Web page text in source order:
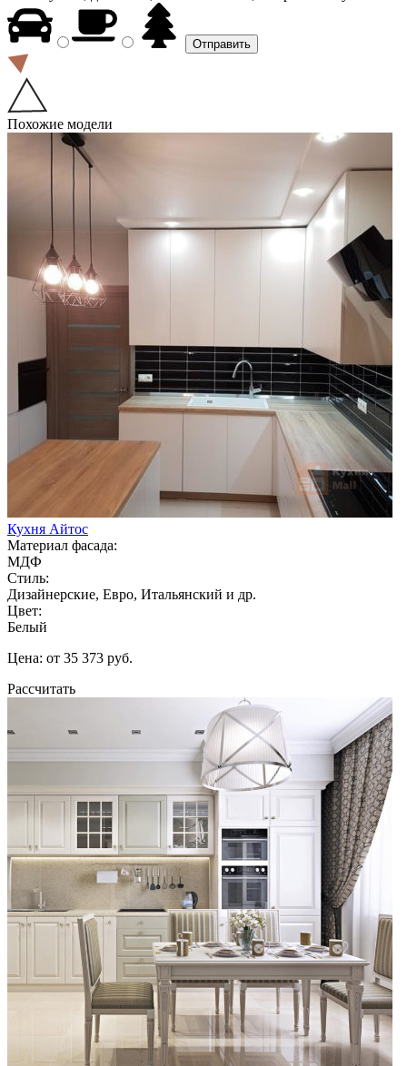
Похожие модели
Кухня Айтос
Материал фасада:
МДФ
Стиль:
Дизайнерские, Евро, Итальянский и др.
Цвет:
Белый
Цена: от 35 373 руб.
Рассчитать